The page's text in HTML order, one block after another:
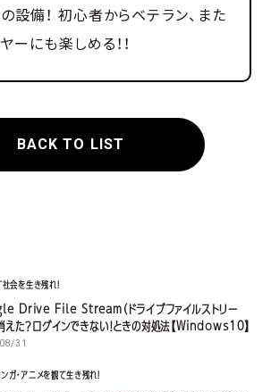
設備！ 初心者からベテラン、また
ーにも楽しめる！！
BACK TO LIST
社会を生き残れ！
Drive File Stream（ドライブファイルストリー
えた？ログインできない！ときの対処法【Windows10】
31
ガ・アニメを観て生き残れ！